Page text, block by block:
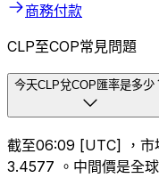
商務付款
CLP至COP常見問題
今天CLP兌COP匯率是多少
截至06:09 [UTC] ，市
3.4577 。中間價是全